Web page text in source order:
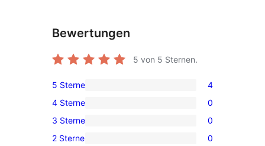
Bewertungen
5 von 5 Sternen.
4 5-
Sterne-
Rezensionen
5 Sterne 4
0 4-
Sterne-
Rezensionen
4 Sterne 0
0 3-
Sterne-
3 Sterne 0
2 Sterne 0